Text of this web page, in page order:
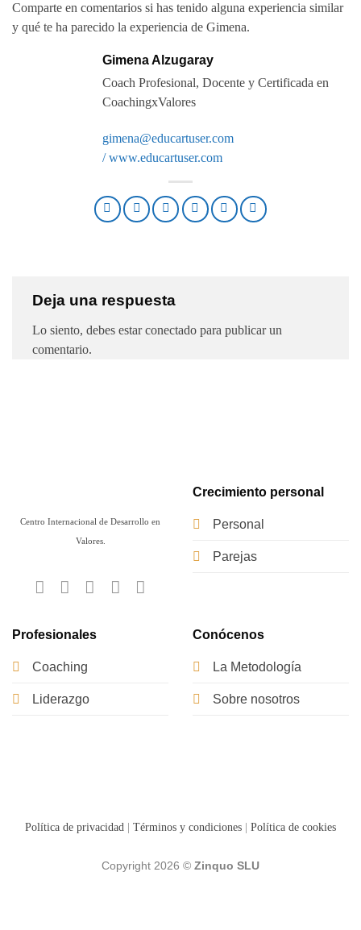
Comparte en comentarios si has tenido alguna experiencia similar
y qué te ha parecido la experiencia de Gimena.
Gimena Alzugaray
Coach Profesional, Docente y Certificada en
CoachingxValores
gimena@educartuser.com
/www.educartuser.com
Deja una respuesta
Lo siento, debes estarconectado para publicar un
comentario.
Centro Internacional de Desarrollo en
Valores.
Crecimiento personal
Personal
Parejas
Profesionales
Coaching
Liderazgo
Conócenos
La Metodología
Sobre nosotros
Política de privacidad | Términos y condiciones | Política de cookies
Copyright 2026 © Zinquo SLU